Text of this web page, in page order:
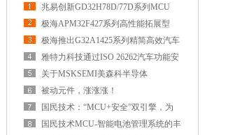
兆易创新GD32H78D/77D系列MCU
极海APM32F427系列高性能拓展型
MCU
极海推出G32A1425系列精简高效汽车
通用MCU
雅特力科技通过ISO 26262汽车功能安
全ASIL D认证
关于MSKSEMI美森科半导体
被动元件，涨涨涨！
国民技术：“MCU+安全”双引擎，为
具身智能注
国民技术MCU-智能电池管理系统的丰